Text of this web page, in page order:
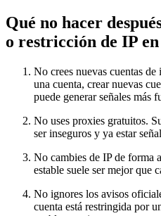
Qué no hacer
o restricción de IP
No crees nuevas cuentas
una cuenta, crear nuevas
puede generar señales más
No uses proxies gratuitos.
ser inseguros y ya estar
No cambies de IP de forma
estable suele ser mejor que
No ignores los avisos
cuenta está restringida por